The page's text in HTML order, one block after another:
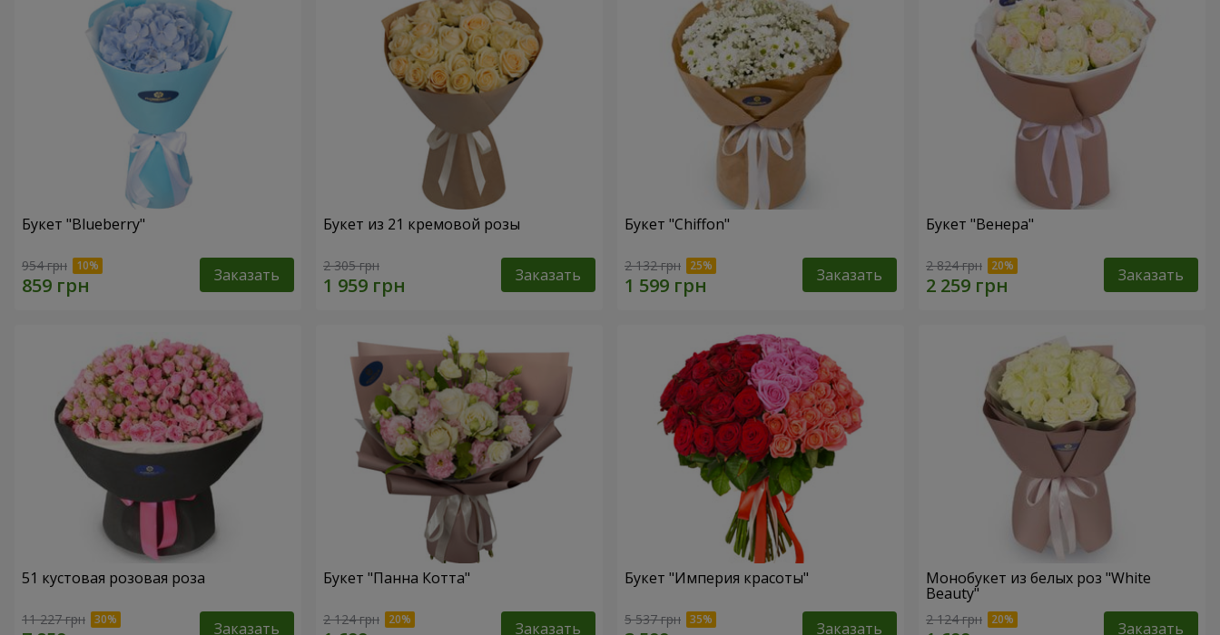
Букет "Blueberry"
954 грн Заказать
Букет из 21 кремовой розы
2 305 грн Заказать
Букет "Chiffon"
2 132 грн Заказать
Букет "Венера"
2 824 грн Заказать
51 кустовая розовая роза
11 227 грн Заказать
Букет "Панна Котта"
2 124 грн Заказать
Букет "Империя красоты"
5 537 грн Заказать
Монобукет из белых роз "White
Beauty"
2 124 грн Заказать